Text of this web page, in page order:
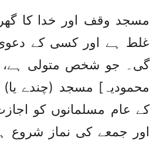
مسجد وقف اور خدا کا
غلط ہے اور کسی کے
گی۔ جو شخص متولی ہے،
محمودیہ] مسجد (چندے
کے عام مسلمانوں کو
اور جمعے کی نماز شروع